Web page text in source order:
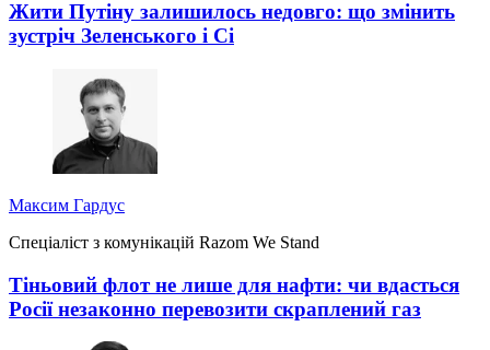
Жити Путіну залишилось недовго: що змінить
зустріч Зеленського і Сі
Максим Гардус
Спеціаліст з комунікацій Razom We Stand
Тіньовий флот не лише для нафти: чи вдасться
Росії незаконно перевозити скраплений газ